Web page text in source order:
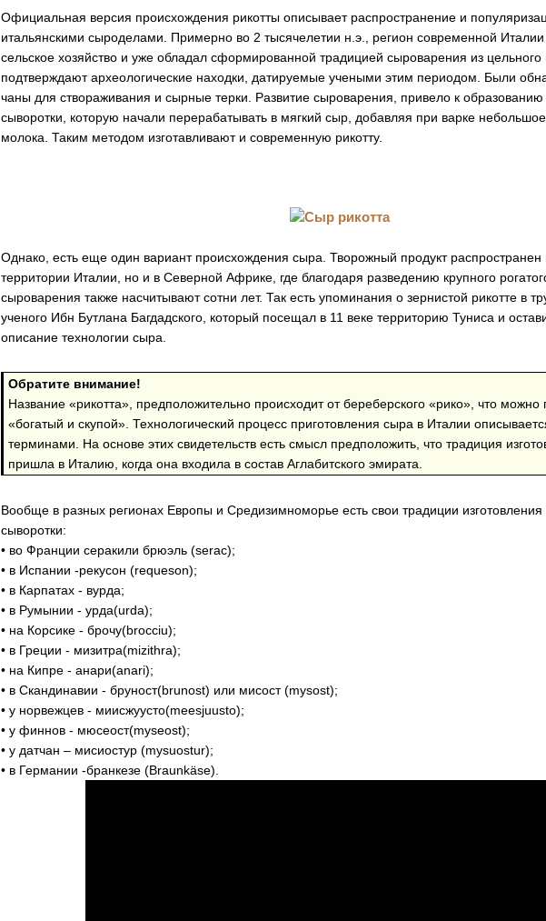
Официальная версия происхождения рикотты описывает распространение и
итальянскими сыроделами. Примерно во 2 тысячелетии н.э., регион современной
сельское хозяйство и уже обладал сформированной традицией сыроварения из
подтверждают археологические находки, датируемые учеными этим периодом. Были
чаны для створаживания и сырные терки. Развитие сыроварения, привело к образованию
сыворотки, которую начали перерабатывать в мягкий сыр, добавляя при варке
молока. Таким методом изготавливают и современную рикотту.
Однако, есть еще один вариант происхождения сыра. Творожный продукт распространен
территории Италии, но и в Северной Африке, где благодаря разведению крупного
сыроварения также насчитывают сотни лет. Так есть упоминания о зернистой рикотте в
ученого Ибн Бутлана Багдадского, который посещал в 11 веке территорию Туниса и
описание технологии сыра.
Обратите внимание!
Название «рикотта», предположительно происходит от береберского «рико», что можно
«богатый и скупой». Технологический процесс приготовления сыра в Италии
терминами. На основе этих свидетельств есть смысл предположить, что традиция
пришла в Италию, когда она входила в состав Аглабитского эмирата.
Вообще в разных регионах Европы и Средизимноморье есть свои традиции
сыворотки:
• во Франции серакили брюэль (serac);
• в Испании -рекусон (requeson);
• в Карпатах - вурда;
• в Румынии - урда(urda);
• на Корсике - брочу(brocciu);
• в Греции - мизитра(mizithra);
• на Кипре - анари(anari);
• в Скандинавии - бруност(brunost) или мисост (mysost);
• у норвежцев - миисжуусто(meesjuusto);
• у финнов - мюсеост(myseost);
• у датчан – мисиостур (mysuostur);
• в Германии -бранкезе (Braunkäse).